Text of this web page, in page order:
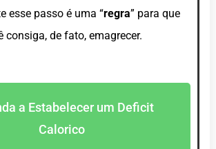
esse passo é uma “regra” para que
consiga, de fato, emagrecer.
a Estabelecer um Deficit
Calorico